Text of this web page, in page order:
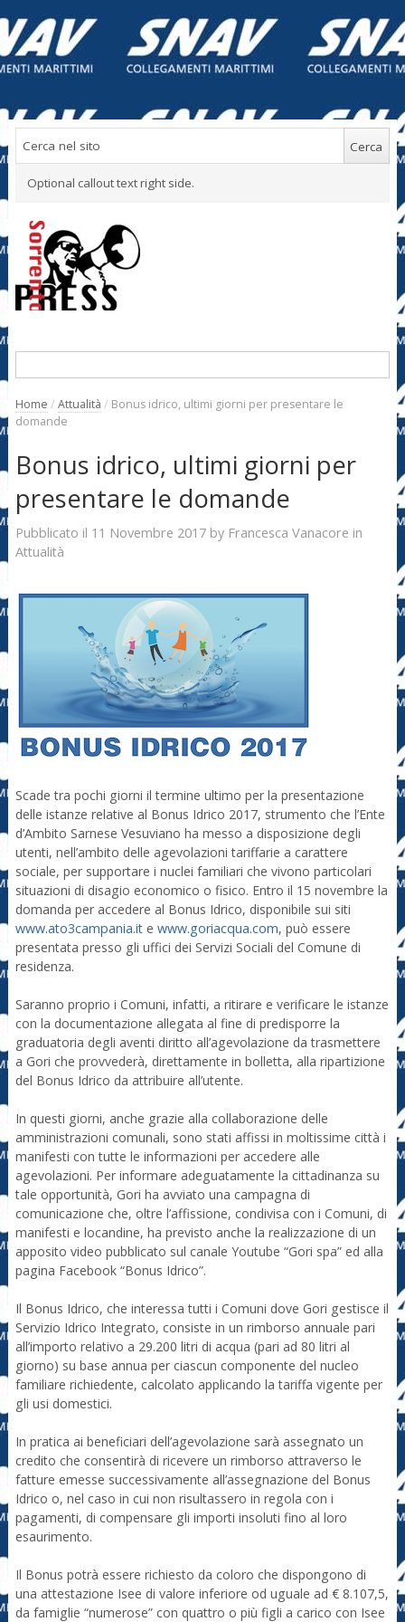
Optional callout text right side.
Home / Attualità / Bonus idrico, ultimi giorni per presentare le
domande
Bonus idrico, ultimi giorni per
presentare le domande
Pubblicato il 11 Novembre 2017by Francesca Vanacore in
Attualità
Scade tra pochi giorni il termine ultimo per la presentazione
delle istanze relative al Bonus Idrico 2017, strumento che l’Ente
d’Ambito Sarnese Vesuviano ha messo a disposizione degli
utenti, nell’ambito delle agevolazioni tariffarie a carattere
sociale, per supportare i nuclei familiari che vivono particolari
situazioni di disagio economico o fisico. Entro il 15 novembre la
domanda per accedere al Bonus Idrico, disponibile sui siti
www.ato3campania.ite www.goriacqua.com, può essere
presentata presso gli uffici dei Servizi Sociali del Comune di
residenza.
Saranno proprio i Comuni, infatti, a ritirare e verificare le istanze
con la documentazione allegata al fine di predisporre la
graduatoria degli aventi diritto all’agevolazione da trasmettere
a Gori che provvederà, direttamente in bolletta, alla ripartizione
del Bonus Idrico da attribuire all’utente.
In questi giorni, anche grazie alla collaborazione delle
amministrazioni comunali, sono stati affissi in moltissime città i
manifesti con tutte le informazioni per accedere alle
agevolazioni. Per informare adeguatamente la cittadinanza su
tale opportunità, Gori ha avviato una campagna di
comunicazione che, oltre l’affissione, condivisa con i Comuni, di
manifesti e locandine, ha previsto anche la realizzazione di un
apposito video pubblicato sul canale Youtube “Gori spa” ed alla
pagina Facebook “Bonus Idrico”.
Il Bonus Idrico, che interessa tutti i Comuni dove Gori gestisce il
Servizio Idrico Integrato, consiste in un rimborso annuale pari
all’importo relativo a 29.200 litri di acqua (pari ad 80 litri al
giorno) su base annua per ciascun componente del nucleo
familiare richiedente, calcolato applicando la tariffa vigente per
gli usi domestici.
In pratica ai beneficiari dell’agevolazione sarà assegnato un
credito che consentirà di ricevere un rimborso attraverso le
fatture emesse successivamente all’assegnazione del Bonus
Idrico o, nel caso in cui non risultassero in regola con i
pagamenti, di compensare gli importi insoluti fino al loro
esaurimento.
Il Bonus potrà essere richiesto da coloro che dispongono di
una attestazione Isee di valore inferiore od uguale ad € 8.107,5,
da famiglie “numerose” con quattro o più figli a carico con Isee